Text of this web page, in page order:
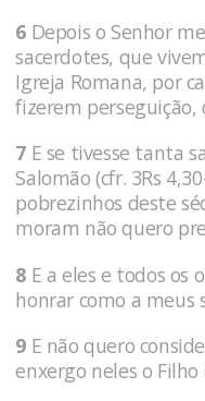
6 Depois o Senhor
sacerdotes, que
Igreja Romana, por
fizerem perseguição,
7 E se tivesse tanta
Salomão (cfr. 3Rs
pobrezinhos deste
moram não quero
8 E a eles e todos os
honrar como a meus
9 E não quero
enxergo neles o Filho